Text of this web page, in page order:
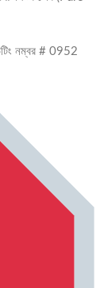
নম্বর # 0952